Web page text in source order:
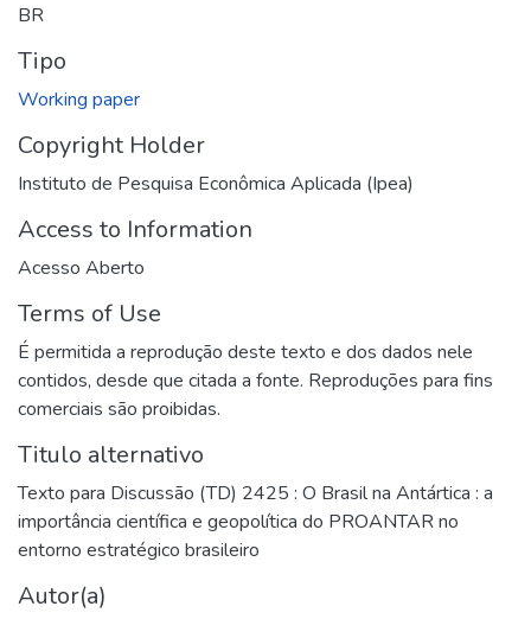
BR
Tipo
Working paper
Copyright Holder
Instituto de Pesquisa Econômica Aplicada (Ipea)
Access to Information
Acesso Aberto
Terms of Use
É permitida a reprodução deste texto e dos dados nele
contidos, desde que citada a fonte. Reproduções para fins
comerciais são proibidas.
Titulo alternativo
Texto para Discussão (TD) 2425 : O Brasil na Antártica : a
importância científica e geopolítica do PROANTAR no
entorno estratégico brasileiro
Autor(a)